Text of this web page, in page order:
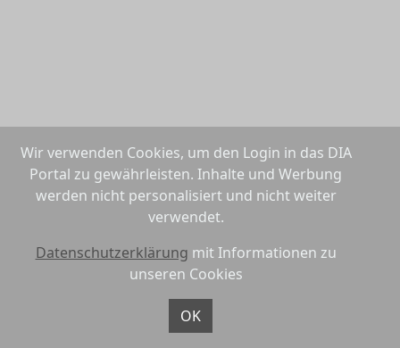
Datenschutzerklärung
Wir verwenden Cookies, um den Login in das DIA
Portal zu gewährleisten. Inhalte und Werbung
werden nicht personalisiert und nicht weiter
verwendet.
Datenschutzerklärung mit Informationen zu
unseren Cookies
OK